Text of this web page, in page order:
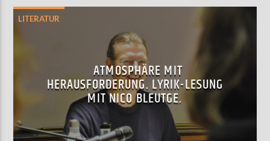
LITERATUR
ATMOSPHÄRE MIT
HERAUSFORDERUNG. LYRIK-LESUNG
MIT NICO BLEUTGE.